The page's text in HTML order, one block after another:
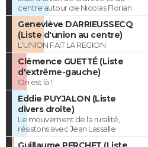
centre autour de Nicolas Florian
Geneviève DARRIEUSSECQ
(Liste d'union au centre)
L'UNION FAIT LA REGION
Clémence GUETTÉ (Liste
d'extrême-gauche)
On est là !
Eddie PUYJALON (Liste
divers droite)
Le mouvement de la ruralité,
résistons avec Jean Lassalle